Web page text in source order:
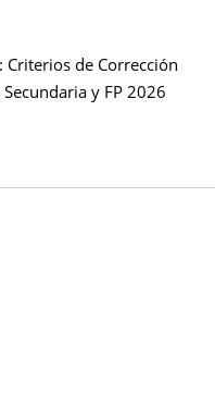
Criterios de Corrección
y FP 2026